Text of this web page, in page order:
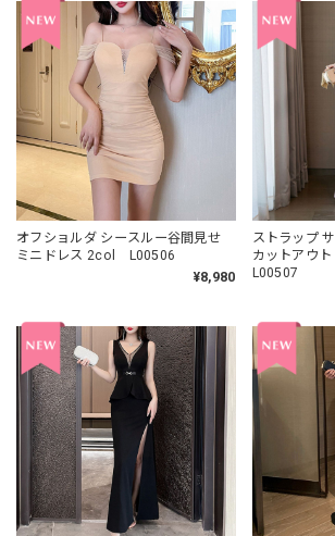
オフショルダ シースルー谷間見せ
ミニドレス 2col L00506
¥8,980
ストラップ
カットアウ
L00507